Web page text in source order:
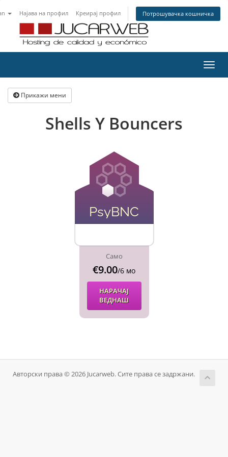
Најава на профил Креирај профил Потрошувачка кошничка
ја
Прикажи мени
Shells Y Bouncers
PsyBNC
Само
€9.00/6 мо
НАРАЧАЈ
ВЕДНАШ
Авторски права © 2026 Jucarweb. Сите права се задржани.